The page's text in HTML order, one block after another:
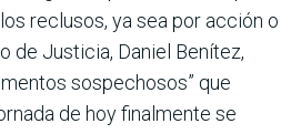
reclusos, ya sea por acción o
de Justicia, Daniel Benítez,
sospechosos” que
de hoy finalmente se